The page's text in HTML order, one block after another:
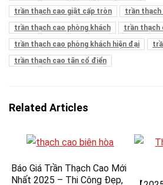
trần thạch cao giật cấp tròn
trần thạch
trần thạch cao phòng khách
trần thạch
trần thạch cao phòng khách hiện đại
trần thạch cao tân cổ điển
Related Articles
Báo Giá Trần Thạch Cao Mới
Nhất 2025 – Thi Công Đẹp,